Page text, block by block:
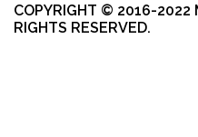
COPYRIGHT © 2016-2022
RIGHTS RESERVED.